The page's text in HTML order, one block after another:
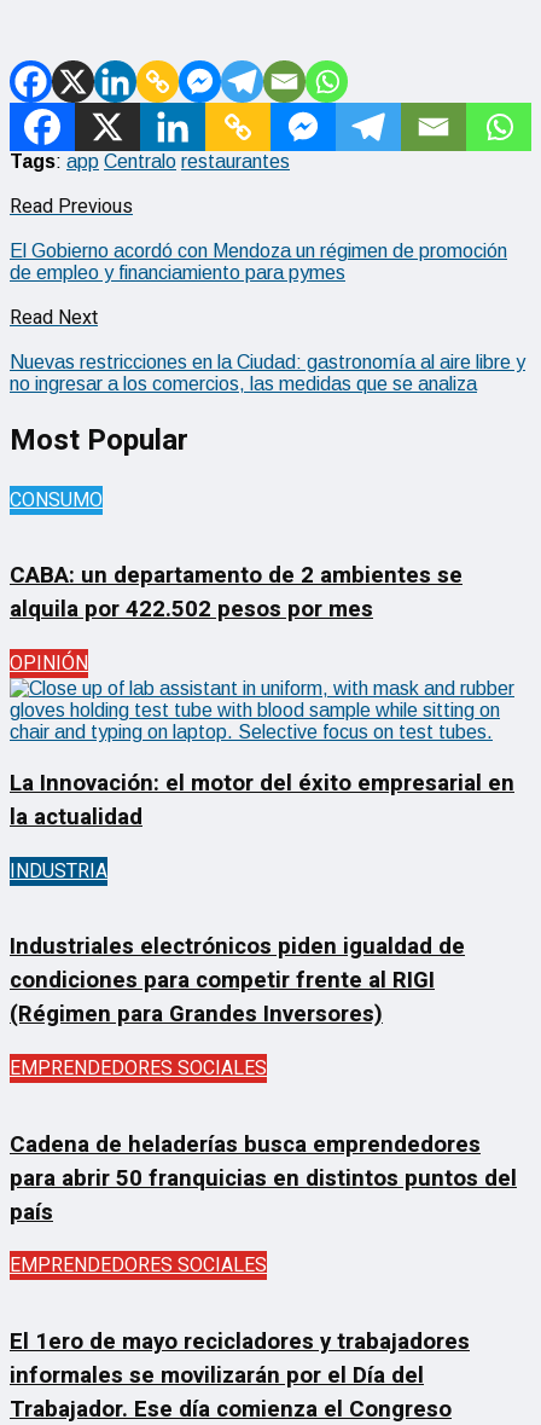
Tags: app Centralo restaurantes
Read Previous
El Gobierno acordó con Mendoza un régimen de promoción
de empleo y financiamiento para pymes
Read Next
Nuevas restricciones en la Ciudad: gastronomía al aire libre y
no ingresar a los comercios, las medidas que se analiza
Most Popular
CONSUMO
CABA: un departamento de 2 ambientes se
alquila por 422.502 pesos por mes
OPINIÓN
La Innovación: el motor del éxito empresarial en
la actualidad
INDUSTRIA
Industriales electrónicos piden igualdad de
condiciones para competir frente al RIGI
(Régimen para Grandes Inversores)
EMPRENDEDORES SOCIALES
Cadena de heladerías busca emprendedores
para abrir 50 franquicias en distintos puntos del
país
EMPRENDEDORES SOCIALES
El 1ero de mayo recicladores y trabajadores
informales se movilizarán por el Día del
Trabajador. Ese día comienza el Congreso